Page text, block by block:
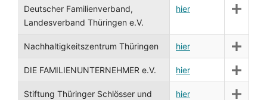
Deutscher Familienverband,
Landesverband Thüringen e.V.
hier
Nachhaltigkeitszentrum Thüringen hier
DIE FAMILIENUNTERNEHMER e.V. hier
Stiftung Thüringer Schlösser und
hier